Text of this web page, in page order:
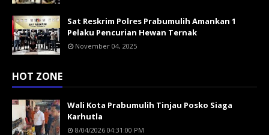
Sat Reskrim Polres Prabumulih Amankan 1
Pelaku Pencurian Hewan Ternak
November 04, 2025
HOT ZONE
Wali Kota Prabumulih Tinjau Posko Siaga
Karhutla
8/04/2026 04:31:00 PM